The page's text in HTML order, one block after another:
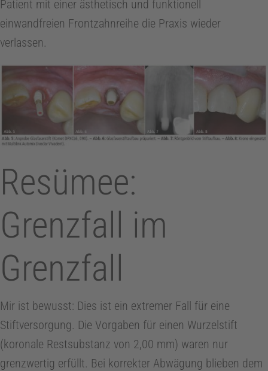
Patient mit einer ästhetisch und funktionell
einwandfreien Frontzahnreihe die Praxis wieder
verlassen.
Resümee:
Grenzfall im
Grenzfall
Mir ist bewusst: Dies ist ein extremer Fall für eine
Stiftversorgung. Die Vorgaben für einen Wurzelstift
(koronale Restsubstanz von 2,00 mm) waren nur
grenzwertig erfüllt. Bei korrekter Abwägung blieben dem